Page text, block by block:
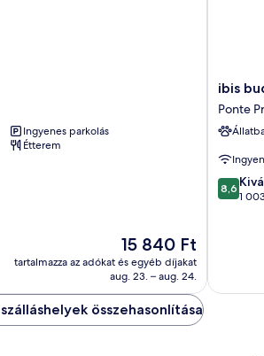
Ingyenes parkolás
Étterem
Az
ár
15 840 Ft
15 840 Ft
tartalmazza az adókat és egyéb díjakat
aug. 23. – aug. 24.
ibis
budget
Preta
ibis
Ponte
8.6
8,6
1
összehasonlítása